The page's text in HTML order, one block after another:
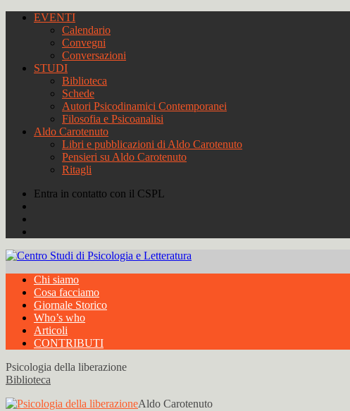
EVENTI
Calendario
Convegni
Conversazioni
STUDI
Biblioteca
Schede
Autori Psicodinamici Contemporanei
Filosofia e Psicoanalisi
Aldo Carotenuto
Libri e pubblicazioni di Aldo Carotenuto
Pensieri su Aldo Carotenuto
Ritagli
Entra in contatto con il CSPL
Chi siamo
Cosa facciamo
Giornale Storico
Who’s who
Articoli
CONTRIBUTI
Psicologia della liberazione
Biblioteca
Aldo Carotenuto